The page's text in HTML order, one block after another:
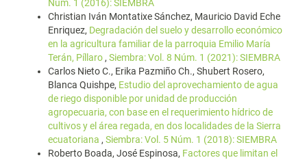
Núm. 1 (2016): SIEMBRA
Christian Iván Montatixe Sánchez, Mauricio David Eche
Enriquez, Degradación del suelo y desarrollo económico
en la agricultura familiar de la parroquia Emilio María
Terán, Píllaro , Siembra: Vol. 8 Núm. 1 (2021): SIEMBRA
Carlos Nieto C., Erika Pazmiño Ch., Shubert Rosero,
Blanca Quishpe, Estudio del aprovechamiento de agua
de riego disponible por unidad de producción
agropecuaria, con base en el requerimiento hídrico de
cultivos y el área regada, en dos localidades de la Sierra
ecuatoriana , Siembra: Vol. 5 Núm. 1 (2018): SIEMBRA
Roberto Boada, José Espinosa, Factores que limitan el